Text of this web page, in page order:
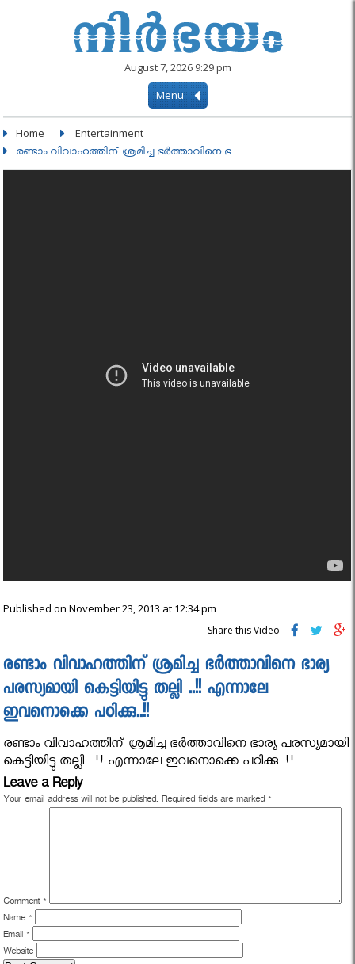
August 7, 2026 9:29 pm
Menu
Home Entertainment
രണ്ടാം വിവാഹത്തിന് ശ്രമിച്ച ഭർത്താവിനെ ഭ....
Published on November 23, 2013 at 12:34 pm
Share this Video
രണ്ടാം വിവാഹത്തിന് ശ്രമിച്ച ഭർത്താവിനെ ഭാര്യ
പരസ്യമായി കെട്ടിയിട്ടു തല്ലി ..!! എന്നാലേ
ഇവനൊക്കെ പഠിക്കു..!!
രണ്ടാം വിവാഹത്തിന് ശ്രമിച്ച ഭർത്താവിനെ ഭാര്യ പരസ്യമായി
കെട്ടിയിട്ടു തല്ലി ..!! എന്നാലേ ഇവനൊക്കെ പഠിക്കു..!!
Leave a Reply
Your email address will not be published. Required fields are marked *
Comment *
Name *
Email *
Website